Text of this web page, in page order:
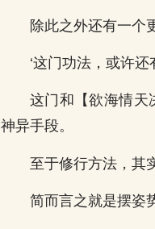
除此之外还有一个
‘这门功法，或许
这门和【欲海情天
神异手段。
至于修行方法，其
简而言之就是摆姿